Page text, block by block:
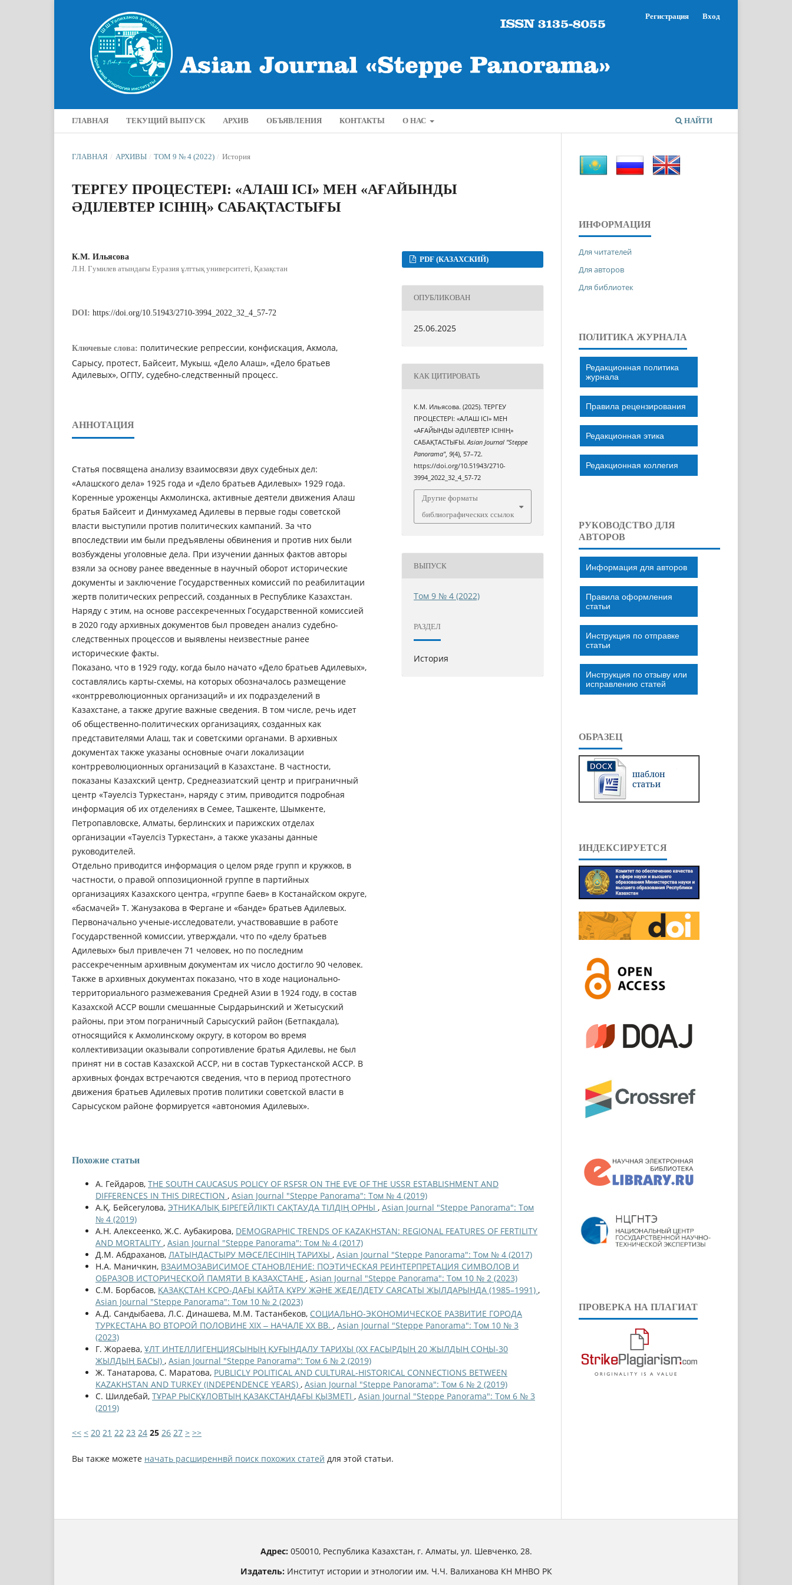
ГЛАВНАЯ ТЕКУЩИЙ ВЫПУСК АРХИВ ОБЪЯВЛЕНИЯ КОНТАКТЫ О НАС НАЙТИ
Регистрация Вход
ГЛАВНАЯ / АРХИВЫ / ТОМ 9 № 4 (2022) / История
ТЕРГЕУ ПРОЦЕСТЕРІ: «АЛАШ ІСІ» МЕН «АҒАЙЫНДЫ
ӘДІЛЕВТЕР ІСІНІҢ» САБАҚТАСТЫҒЫ
К.М. Ильясова
Л.Н. Гумилев атындағы Еуразия ұлттық университеті, Қазақстан
DOI: https://doi.org/10.51943/2710-3994_2022_32_4_57-72
Ключевые слова: политические репрессии, конфискация, Акмола,
Сарысу, протест, Байсеит, Мукыш, «Дело Алаш», «Дело братьев
Адилевых», ОГПУ, судебно-следственный процесс.
АННОТАЦИЯ
Статья посвящена анализу взаимосвязи двух судебных дел:
«Алашского дела» 1925 года и «Дело братьев Адилевых» 1929 года.
Коренные уроженцы Акмолинска, активные деятели движения Алаш
братья Байсеит и Динмухамед Адилевы в первые годы советской
власти выступили против политических кампаний. За что
впоследствии им были предъявлены обвинения и против них были
возбуждены уголовные дела. При изучении данных фактов авторы
взяли за основу ранее введенные в научный оборот исторические
документы и заключение Государственных комиссий по реабилитации
жертв политических репрессий, созданных в Республике Казахстан.
Наряду с этим, на основе рассекреченных Государственной комиссией
в 2020 году архивных документов был проведен анализ судебно-
следственных процессов и выявлены неизвестные ранее
исторические факты.
Показано, что в 1929 году, когда было начато «Дело братьев Адилевых»,
составлялись карты-схемы, на которых обозначалось размещение
«контрреволюционных организаций» и их подразделений в
Казахстане, а также другие важные сведения. В том числе, речь идет
об общественно-политических организациях, созданных как
представителями Алаш, так и советскими органами. В архивных
документах также указаны основные очаги локализации
контрреволюционных организаций в Казахстане. В частности,
показаны Казахский центр, Среднеазиатский центр и приграничный
центр «Тәуелсіз Туркестан», наряду с этим, приводится подробная
информация об их отделениях в Семее, Ташкенте, Шымкенте,
Петропавловске, Алматы, берлинских и парижских отделах
организации «Тәуелсіз Туркестан», а также указаны данные
руководителей.
Отдельно приводится информация о целом ряде групп и кружков, в
частности, о правой оппозиционной группе в партийных
организациях Казахского центра, «группе баев» в Костанайском округе,
«басмачей» Т. Жанузакова в Фергане и «банде» братьев Адилевых.
Первоначально ученые-исследователи, участвовавшие в работе
Государственной комиссии, утверждали, что по «делу братьев
Адилевых» был привлечен 71 человек, но по последним
рассекреченным архивным документам их число достигло 90 человек.
Также в архивных документах показано, что в ходе национально-
территориального размежевания Средней Азии в 1924 году, в состав
Казахской АССР вошли смешанные Сырдарьинский и Жетысуский
районы, при этом пограничный Сарысуский район (Бетпакдала),
относящийся к Акмолинскому округу, в котором во время
коллективизации оказывали сопротивление братья Адилевы, не был
принят ни в состав Казахской АССР, ни в состав Туркестанской АССР. В
архивных фондах встречаются сведения, что в период протестного
движения братьев Адилевых против политики советской власти в
Сарысуском районе формируется «автономия Адилевых».
PDF (КАЗАХСКИЙ)
ОПУБЛИКОВАН
25.06.2025
КАК ЦИТИРОВАТЬ
К.М. Ильясова. (2025). ТЕРГЕУ
ПРОЦЕСТЕРІ: «АЛАШ ІСІ» МЕН
«АҒАЙЫНДЫ ӘДІЛЕВТЕР ІСІНІҢ»
САБАҚТАСТЫҒЫ.Asian Journal "Steppe
Panorama", 9(4), 57–72.
https://doi.org/10.51943/2710-
3994_2022_32_4_57-72
Другие форматы
библиографических ссылок
ВЫПУСК
Том 9 № 4 (2022)
РАЗДЕЛ
История
Похожие статьи
A. Гейдаров, THE SOUTH CAUCASUS POLICY OF RSFSR ON THE EVE OF THE USSR ESTABLISHMENT AND
DIFFERENCES IN THIS DIRECTION , Asian Journal "Steppe Panorama": Том № 4 (2019)
А.Қ. Бейсегулова, ЭТНИКАЛЫҚ БІРЕГЕЙЛІКТІ САҚТАУДА ТІЛДІҢ ОРНЫ , Asian Journal "Steppe Panorama": Том
№ 4 (2019)
А.Н. Алексеенко, Ж.С. Аубакирова, DEMOGRAPHIC TRENDS OF KAZAKHSTAN: REGIONAL FEATURES OF FERTILITY
AND MORTALITY , Asian Journal "Steppe Panorama": Том № 4 (2017)
Д.М. Абдраханов, ЛАТЫНДАСТЫРУ МƏСЕЛЕСІНІҢ ТАРИХЫ , Asian Journal "Steppe Panorama": Том № 4 (2017)
Н.А. Маничкин, ВЗАИМОЗАВИСИМОЕ СТАНОВЛЕНИЕ: ПОЭТИЧЕСКАЯ РЕИНТЕРПРЕТАЦИЯ СИМВОЛОВ И
ОБРАЗОВ ИСТОРИЧЕСКОЙ ПАМЯТИ В КАЗАХСТАНЕ , Asian Journal "Steppe Panorama": Том 10 № 2 (2023)
С.М. Борбасов, ҚАЗАҚСТАН КСРО-ДАҒЫ ҚАЙТА ҚҰРУ ЖӘНЕ ЖЕДЕЛДЕТУ САЯСАТЫ ЖЫЛДАРЫНДА (1985–1991) ,
Asian Journal "Steppe Panorama": Том 10 № 2 (2023)
А.Д. Сандыбаева, Л.С. Динашева, М.М. Тастанбеков, СОЦИАЛЬНО-ЭКОНОМИЧЕСКОЕ РАЗВИТИЕ ГОРОДА
ТУРКЕСТАНА ВО ВТОРОЙ ПОЛОВИНЕ ХІХ ‒ НАЧАЛЕ ХХ ВВ. , Asian Journal "Steppe Panorama": Том 10 № 3
(2023)
Г. Жораева, ҰЛТ ИНТЕЛЛИГЕНЦИЯСЫНЫҢ ҚУҒЫНДАЛУ ТАРИХЫ (ХХ ҒАСЫРДЫҢ 20 ЖЫЛДЫҢ СОҢЫ-30
ЖЫЛДЫҢ БАСЫ) , Asian Journal "Steppe Panorama": Том 6 № 2 (2019)
Ж. Танатарова, С. Маратова, PUBLICLY POLITICAL AND CULTURAL-HISTORICAL CONNECTIONS BETWEEN
KAZAKHSTAN AND TURKEY (INDEPENDENCE YEARS) , Asian Journal "Steppe Panorama": Том 6 № 2 (2019)
С. Шилдебай, ТҰРАР РЫСҚҰЛОВТЫҢ ҚАЗАҚСТАНДАҒЫ ҚЫЗМЕТІ , Asian Journal "Steppe Panorama": Том 6 № 3
(2019)
<< < 20 21 22 23 24 25 26 27 > >>
Вы также можете начать расширеннвй поиск похожих статей для этой статьи.
ИНФОРМАЦИЯ
Для читателей
Для авторов
Для библиотек
ПОЛИТИКА ЖУРНАЛА
Редакционная политика
журнала
Правила рецензирования
Редакционная этика
Редакционная коллегия
РУКОВОДСТВО ДЛЯ
АВТОРОВ
Информация для авторов
Правила оформления
статьи
Инструкция по отправке
статьи
Инструкция по отзыву или
исправлению статей
ОБРАЗЕЦ
ИНДЕКСИРУЕТСЯ
ПРОВЕРКА НА ПЛАГИАТ
Адрес:050010, Республика Казахстан, г. Алматы, ул. Шевченко, 28.
Издатель: Институт истории и этнологии им. Ч.Ч. Валиханова КН МНВО РК